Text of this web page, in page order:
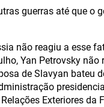
guerras até que o
não reagiu a esse
Yan Petrovsky
de Slavyan bateu
Exteriores da